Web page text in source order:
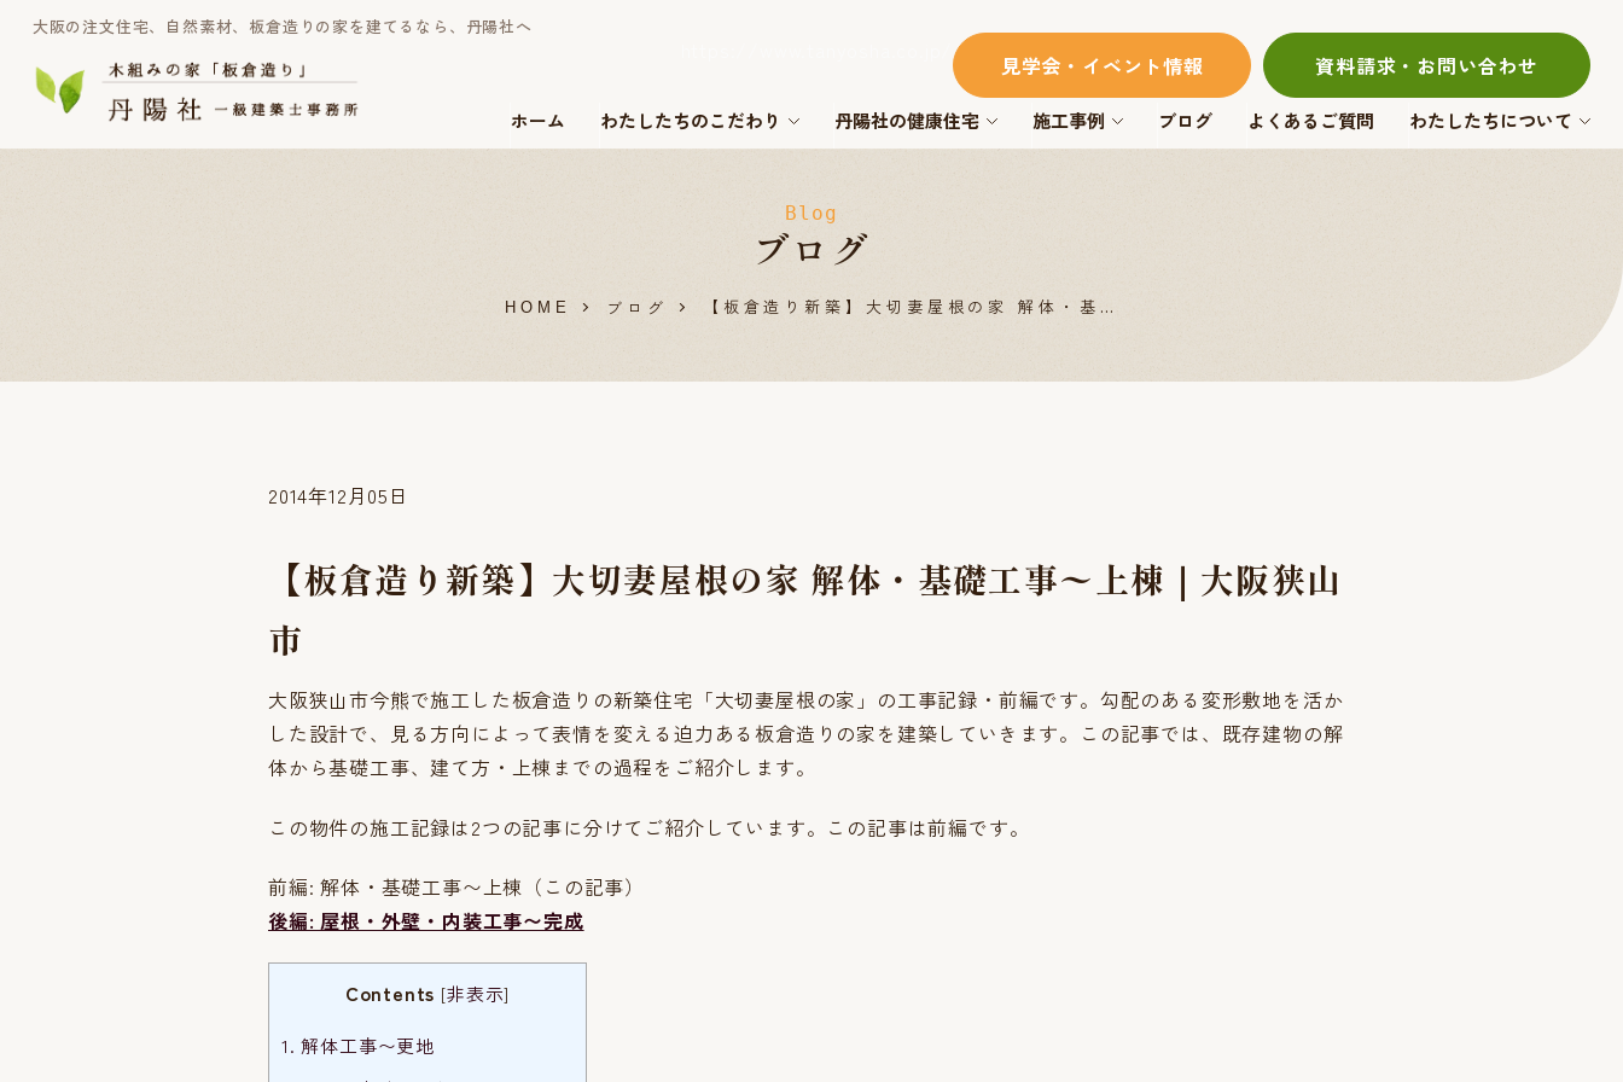
大阪の注文住宅、自然素材、板倉造りの家を建てるなら、丹陽社へ
見学会・イベント情報 資料請求・お問い合わせ
ホーム わたしたちのこだわり 丹陽社の健康住宅 施工事例 ブログ よくあるご質問 わたしたちについて
Blog
ブログ
HOME ブログ 【板倉造り新築】大切妻屋根の家 解体・基…
2014年12月05日
【板倉造り新築】大切妻屋根の家 解体・基礎工事〜上棟｜大阪狭山
市
大阪狭山市今熊で施工した板倉造りの新築住宅「大切妻屋根の家」の工事記録・前編です。勾配のある変形敷地を活か
した設計で、見る方向によって表情を変える迫力ある板倉造りの家を建築していきます。この記事では、既存建物の解
体から基礎工事、建て方・上棟までの過程をご紹介します。
この物件の施工記録は2つの記事に分けてご紹介しています。この記事は前編です。
前編: 解体・基礎工事〜上棟（この記事）
後編: 屋根・外壁・内装工事〜完成
Contents [非表示]
1. 解体工事〜更地